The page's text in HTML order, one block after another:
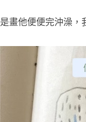
是畫他便便完沖澡，